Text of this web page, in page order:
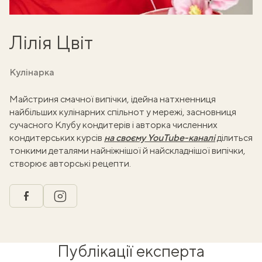
Лілія Цвіт
Кулінарка
Майстриня смачної випічки, ідейна натхненниця
найбільших кулінарних спільнот у мережі, засновниця
сучасного Клубу кондитерів і авторка численних
кондитерських курсів на своєму YouTube-каналіділиться
тонкими деталями найніжнішої й найскладнішої випічки,
створює авторські рецепти.
facebookinstagram
Публікації експерта